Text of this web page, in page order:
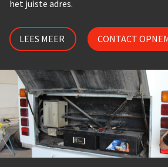
het juiste adres.
LEES MEER CONTACT